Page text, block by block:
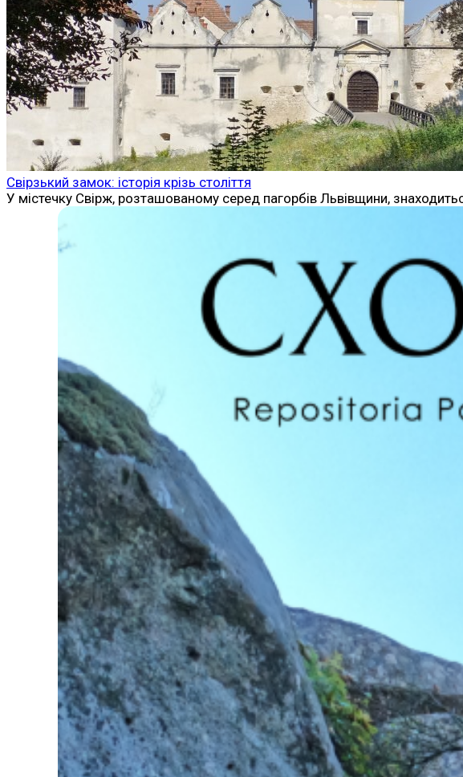
Свірзький замок: історія крізь століття
У містечку Свірж, розташованому серед пагорбів Львівщини,